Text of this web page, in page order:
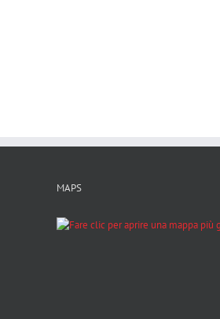
MAPS